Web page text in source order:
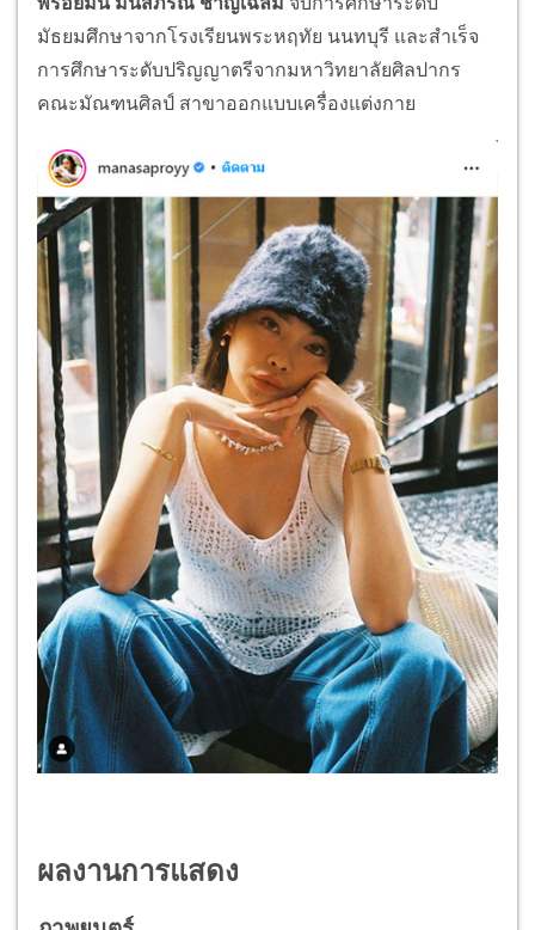
มัธยมศึกษาจากโรงเรียนพระหฤทัย นนทบุรี และสำเร็จ
การศึกษาระดับปริญญาตรีจากมหาวิทยาลัยศิลปากร
คณะมัณฑนศิลป์ สาขาออกแบบเครื่องแต่งกาย
ผลงานการแสดง